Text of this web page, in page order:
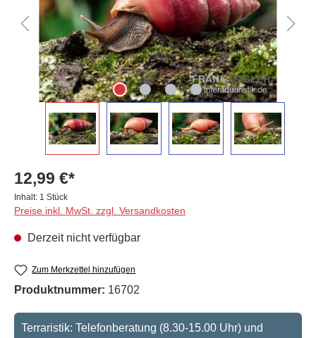
12,99 €*
Inhalt: 1 Stück
Preise inkl. MwSt. zzgl. Versandkosten
Derzeit nicht verfügbar
Zum Merkzettel hinzufügen
Produktnummer: 16702
Terraristik: Telefonberatung (8.30-15.00 Uhr) und